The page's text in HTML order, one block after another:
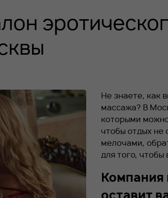
Не знаете, как
массажа? В
которыми
чтобы отдых не
мелочами,
для того,
Компания